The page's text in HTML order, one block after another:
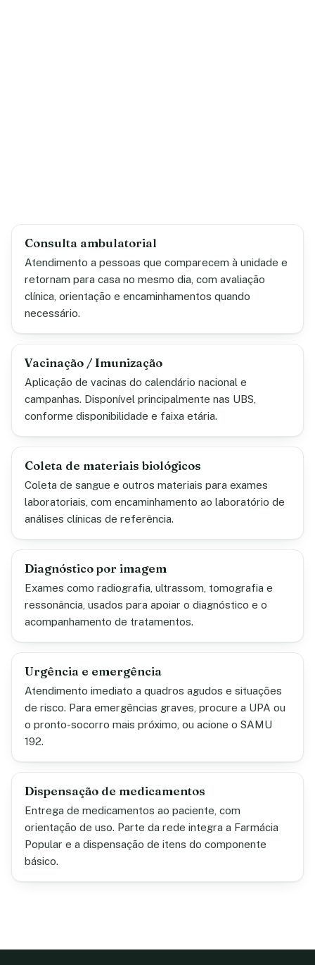
Consulta ambulatorial
Atendimento a pessoas que comparecem à unidade e
retornam para casa no mesmo dia, com avaliação
clínica, orientação e encaminhamentos quando
necessário.
Vacinação / Imunização
Aplicação de vacinas do calendário nacional e
campanhas. Disponível principalmente nas UBS,
conforme disponibilidade e faixa etária.
Coleta de materiais biológicos
Coleta de sangue e outros materiais para exames
laboratoriais, com encaminhamento ao laboratório de
análises clínicas de referência.
Diagnóstico por imagem
Exames como radiografia, ultrassom, tomografia e
ressonância, usados para apoiar o diagnóstico e o
acompanhamento de tratamentos.
Urgência e emergência
Atendimento imediato a quadros agudos e situações
de risco. Para emergências graves, procure a UPA ou
o pronto-socorro mais próximo, ou acione o SAMU
192.
Dispensação de medicamentos
Entrega de medicamentos ao paciente, com
orientação de uso. Parte da rede integra a Farmácia
Popular e a dispensação de itens do componente
básico.